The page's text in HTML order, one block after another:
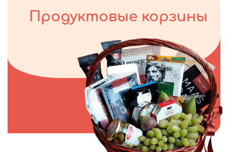
Продуктовые корзины